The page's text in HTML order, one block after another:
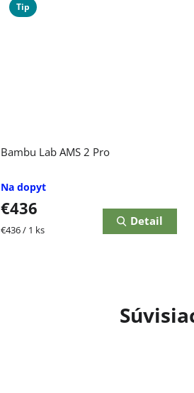
Tip
Bambu Lab AMS 2 Pro
Na dopyt
€436
Jednotková
€436 / 1 ks
Detail